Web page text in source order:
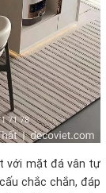
với mặt đá vân tự
chắc chắn, đáp